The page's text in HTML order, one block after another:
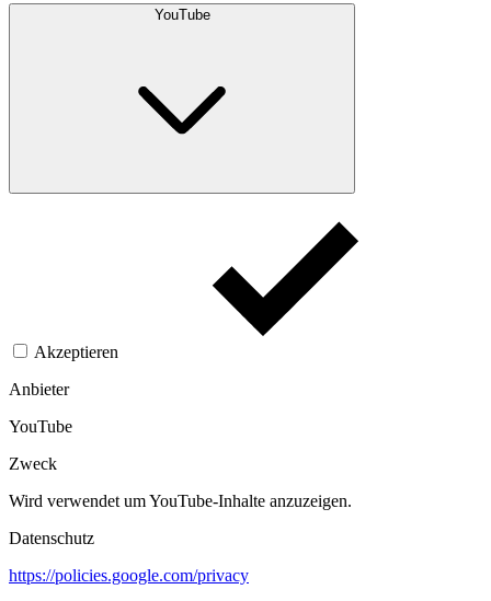
YouTube
Akzeptieren
Anbieter
YouTube
Zweck
Wird verwendet um YouTube-Inhalte anzuzeigen.​
Datenschutz
https://policies.google.com/privacy